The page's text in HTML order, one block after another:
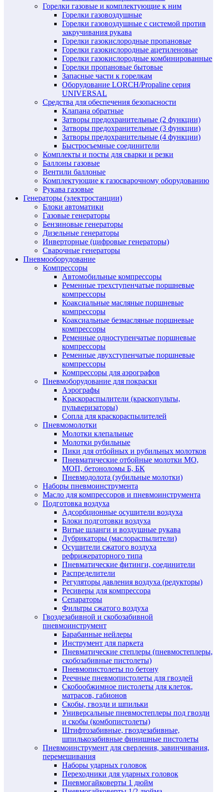
Горелки газовые и комплектующие к ним
Горелки газовоздушные
Горелки газовоздушные с системой против
закручивания рукава
Горелки газокислородные пропановые
Горелки газокислородные ацетиленовые
Горелки газокислородные комбинированные
Горелки пропановые бытовые
Запасные части к горелкам
Оборудование LORCH/Propaline серия
UNIVERSAL
Средства для обеспечения безопасности
Клапана обратные
Затворы предохранительные (2 функции)
Затворы предохранительные (3 функции)
Затворы предохранительные (4 функции)
Быстросъемные соединители
Комплекты и посты для сварки и резки
Баллоны газовые
Вентили баллоные
Комплектующие к газосварочному оборудованию
Рукава газовые
Генераторы (электростанции)
Блоки автоматики
Газовые генераторы
Бензиновые генераторы
Дизельные генераторы
Инверторные (цифровые генераторы)
Сварочные генераторы
Пневмооборудование
Компрессоры
Автомобильные компрессоры
Ременные трехступенчатые поршневые
компрессоры
Коаксиальные масляные поршневые
компрессоры
Коаксиальные безмасляные поршневые
компрессоры
Ременные одноступенчатые поршневые
компрессоры
Ременные двухступенчатые поршневые
компрессоры
Компрессоры для аэрографов
Пневмоборудование для покраски
Аэрографы
Краскораспылители (краскопульты,
пульверизаторы)
Сопла для краскораспылителей
Пневмомолотки
Молотки клепальные
Молотки рубильные
Пики для отбойных и рубильных молотков
Пневматические отбойные молотки МО,
МОП, бетоноломы Б, БК
Пневмодолота (зубильные молотки)
Наборы пневмоинструмента
Масло для компрессоров и пневмоинструмента
Подготовка воздуха
Адсорбционные осушители воздуха
Блоки подготовки воздуха
Витые шланги и воздушные рукава
Лубрикаторы (маслораспылители)
Осушители сжатого воздуха
рефрижераторного типа
Пневматические фитинги, соединители
Распределители
Регуляторы давления воздуха (редукторы)
Ресиверы для компрессора
Сепараторы
Фильтры сжатого воздуха
Гвоздезабивной и скобозабивной
пневмоинструмент
Барабанные нейлеры
Инструмент для паркета
Пневматические степлеры (пневмостеплеры,
скобозабивные пистолеты)
Пневмопистолеты по бетону
Реечные пневмопистолеты для гвоздей
Скобообжимное пистолеты для клеток,
матрасов, габионов
Скобы, гвозди и шпильки
Универсальные пневмостеплеры под гвозди
и скобы (комбопистолеты)
Штифтозабивные, гвоздезабивные,
шпилькозабивные финишные пистолеты
Пневмоинструмент для сверления, завинчивания,
перемешивания
Наборы ударных головок
Переходники для ударных головок
Пневмогайковерты 1 дюйм